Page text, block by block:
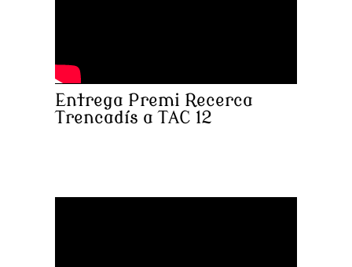
Entrega Premi Recerca
Trencadís a TAC 12